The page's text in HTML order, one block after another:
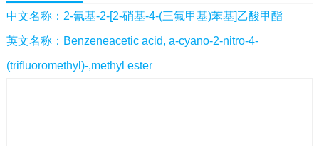
感染药物中间体|
体 |抗精神病药物中间体| 抗炎药物中间体 |精选原料
药中间体|其他原料药中间体|
中文名称：2-氰基-2-[2-硝基-4-(三氟甲基)苯基]乙酸甲酯
英文名称：Benzeneacetic acid, a-cyano-2-nitro-4-
(trifluoromethyl)-,methyl ester